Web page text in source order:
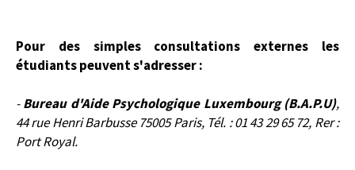
Pour des simples consultations externes les
étudiants peuvent s'adresser :
-Bureau d'Aide Psychologique Luxembourg (B.A.P.U),
44 rue Henri Barbusse 75005 Paris, Tél. : 01 43 29 65 72, Rer :
Port Royal.